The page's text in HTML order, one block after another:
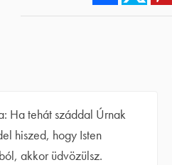
Ha tehát száddal Úrnak
hiszed, hogy Isten
akkor üdvözülsz.